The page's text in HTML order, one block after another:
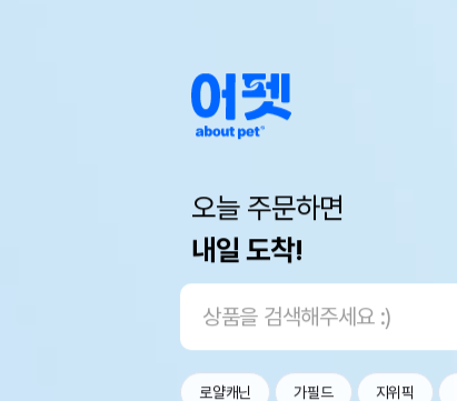
오늘 주문하면
내일 도착!
로얄캐닌 가필드 지위픽